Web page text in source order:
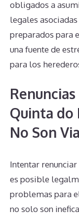
obligados a
legales
preparados para
una fuente de
para los
Quinta do
No Son
Intentar
es posible
problemas para
no solo son